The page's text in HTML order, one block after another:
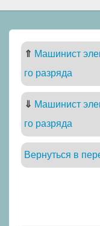
⇑ Машинист
го разряда
⇓ Машинист
го разряда
Вернуться в